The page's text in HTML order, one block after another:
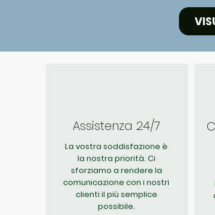
Assistenza 24/7
La vostra soddisfazione è
la nostra priorità. Ci
sforziamo a rendere la
comunicazione con i nostri
clienti il più semplice
possibile.